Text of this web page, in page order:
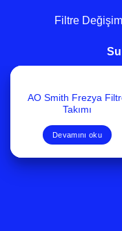
Filtre Değişim
AO Smith Frezya
Takımı
Devamını oku